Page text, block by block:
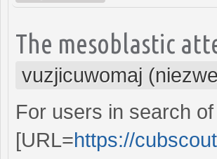
The mesoblastic
vuzjicuwomaj
For users in search
[URL=https://